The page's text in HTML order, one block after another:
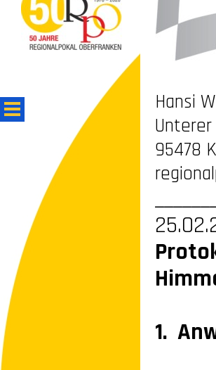
Hansi
95478
1.